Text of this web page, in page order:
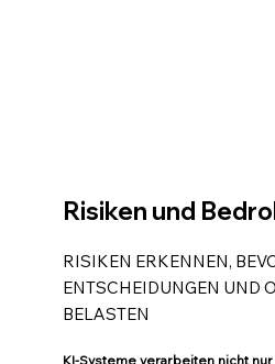
Risiken und
RISIKEN ERKENNEN,
ENTSCHEIDUNGEN UND
BELASTEN
KI-Systeme verarbeiten nicht